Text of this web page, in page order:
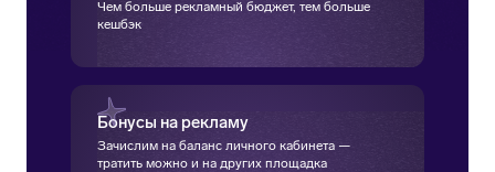
Чем больше рекламный бюджет, тем больше
кешбэк
Бонусы на рекламу
Зачислим на баланс личного кабинета —
тратить можно и на других площадка